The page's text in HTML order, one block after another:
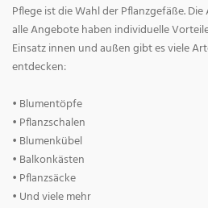
Pflege ist die Wahl der Pflanzgefäße.
alle Angebote haben individuelle
Einsatz innen und außen gibt es viele
entdecken:
• Blumentöpfe
• Pflanzschalen
• Blumenkübel
• Balkonkästen
• Pflanzsäcke
• Und viele mehr